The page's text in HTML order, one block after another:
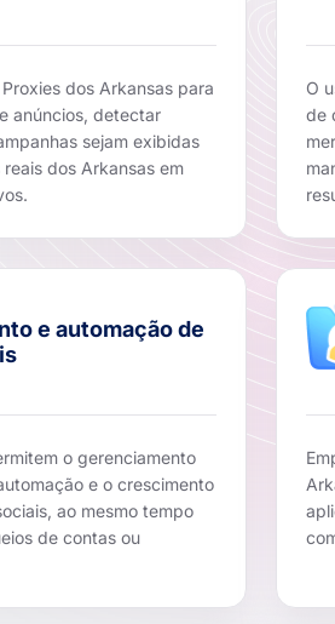
dos Arkansas para
anúncios, detectar
sejam exibidas
dos Arkansas em
O
de
e automação de
o gerenciamento
e o crescimento
ao mesmo tempo
de contas ou